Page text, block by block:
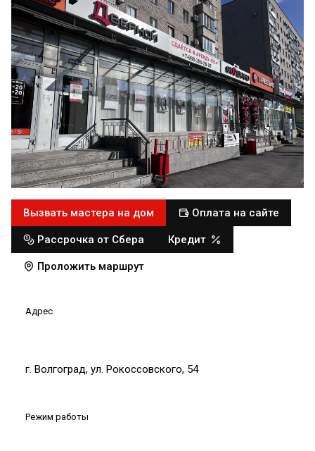
Вызвать мастера на дом Оплата на сайте
Рассрочка от Сбера Кредит
Проложить маршрут
Адрес
г. Волгоград, ул. Рокоссовского, 54
Режим работы